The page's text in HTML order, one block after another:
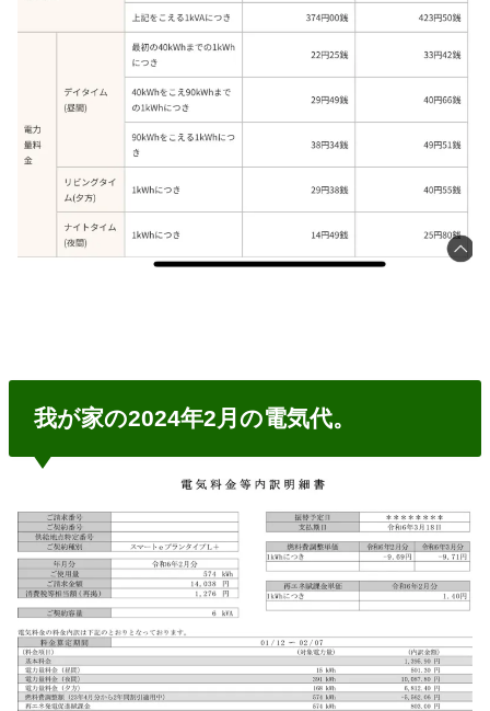
我が家の2024年2月の電気代。